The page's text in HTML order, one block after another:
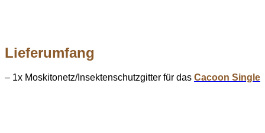
Lieferumfang
– 1x Moskitonetz/Insektenschutzgitter für das Cacoon Single